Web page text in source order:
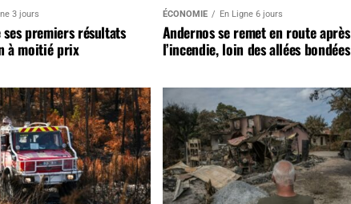
3 jours
ses premiers résultats
à moitié prix
ÉCONOMIE En Ligne 6 jours
Andernos se remet en route après
l’incendie, loin des allées bondées